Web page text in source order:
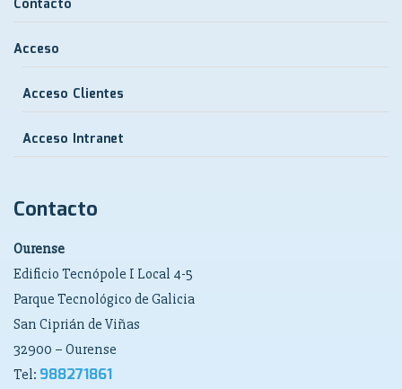
Contacto
Acceso
Acceso Clientes
Acceso Intranet
Contacto
Ourense
Edificio Tecnópole I Local 4-5
Parque Tecnológico de Galicia
San Ciprián de Viñas
32900 – Ourense
Tel: 988271861